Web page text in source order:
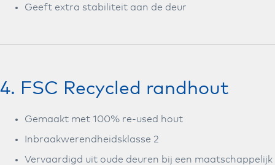
Geeft extra stabiliteit aan de deur
4. FSC Recycled randhout
Gemaakt met 100% re-used hout
Inbraakwerendheidsklasse 2
Vervaardigd uit oude deuren bij een maatschappelijk